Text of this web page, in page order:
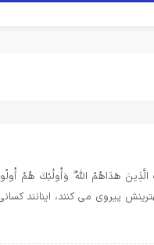
هَدَاهُمُ اللَّهُ ۖ وَأُولَٰئِكَ هُمْ أُولُو
بهترینش پیروی می کنند، اینانند